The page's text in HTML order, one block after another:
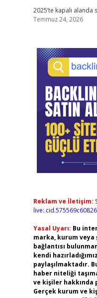
2025’te kapalı alanda
Temmuz 24, 2026
Reklam ve İletişim:
Yasal Uyarı: Bu
marka, kurum
bağlantısı
kendi
paylaşılmaktadır.
haber niteliği
ve kişiler hakkında
Gerçek kurum ve